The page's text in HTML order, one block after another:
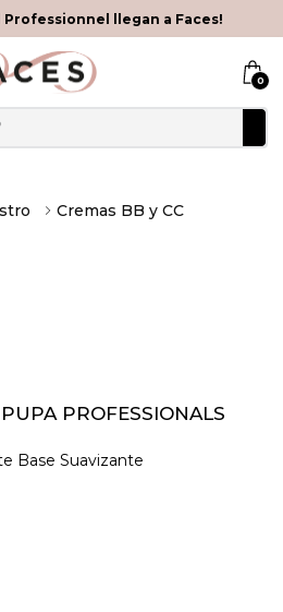
Professionnel llegan a Faces!
0
Cremas BB y CC
PROFESSIONALS
Base Suavizante